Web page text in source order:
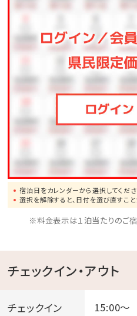
宿泊日をカレンダーから選択してくだ
選択を解除すると、日付を選び直すこと
※料金表示は１泊当たりのご宿
チェックイン・アウト
チェックイン 15:00～